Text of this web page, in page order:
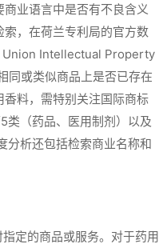
业语言中是否有不良含义
，在荷兰专利局的官方数
Union Intellectual Property
同或类似商品上是否已存在
料，需特别关注国际商标
类（药品、医用制剂）以及
分析还包括检索商业名称和
定的商品或服务。对于药用